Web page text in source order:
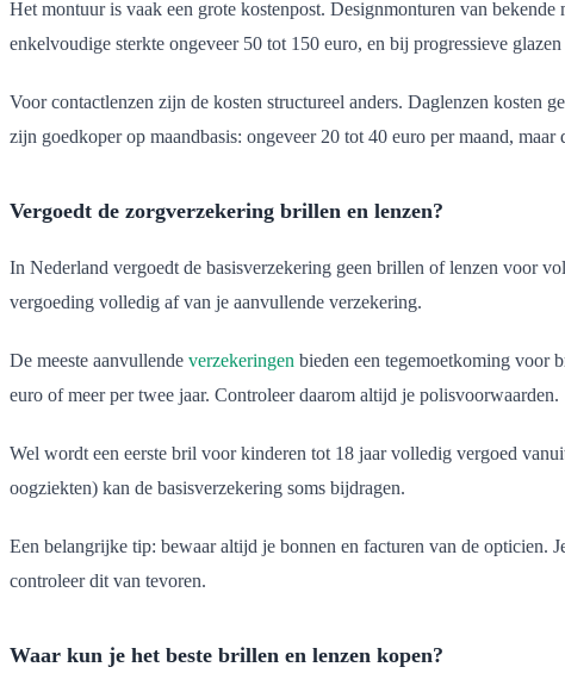
Het montuur is vaak een grote kostenpost. Designmonturen van
enkelvoudige sterkte ongeveer 50 tot 150 euro, en bij progressieve
Voor contactlenzen zijn de kosten structureel anders. Daglenzen kosten
zijn goedkoper op maandbasis: ongeveer 20 tot 40 euro per maand,
Vergoedt de zorgverzekering brillen en lenzen?
In Nederland vergoedt de basisverzekering geen brillen of lenzen voor
vergoeding volledig af van je aanvullende verzekering.
De meeste aanvullende verzekeringen bieden een tegemoetkoming voor
euro of meer per twee jaar. Controleer daarom altijd je polisvoorwaarden.
Wel wordt een eerste bril voor kinderen tot 18 jaar volledig vergoed
oogziekten) kan de basisverzekering soms bijdragen.
Een belangrijke tip: bewaar altijd je bonnen en facturen van de opticien.
controleer dit van tevoren.
Waar kun je het beste brillen en lenzen kopen?